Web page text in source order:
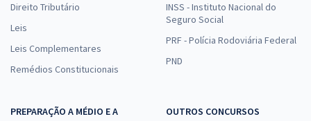
Direito Tributário
Leis
Leis Complementares
Remédios Constitucionais
INSS - Instituto Nacional do
Seguro Social
PRF - Polícia Rodoviária Federal
PND
PREPARAÇÃO A MÉDIO E A
OUTROS CONCURSOS